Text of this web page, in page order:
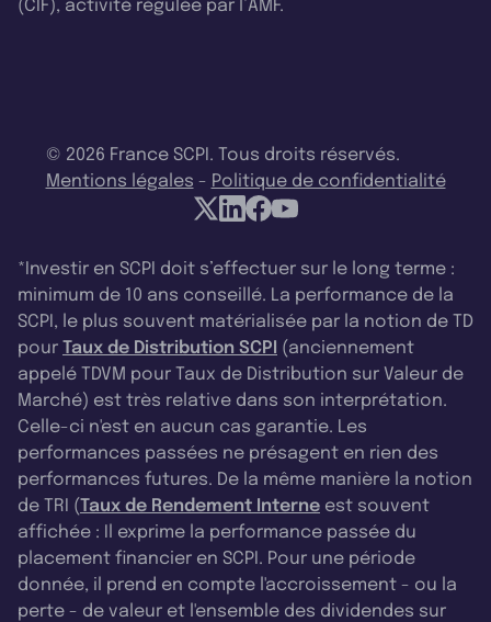
(CIF), activité régulée par l’AMF.
© 2026 France SCPI. Tous droits réservés.
Mentions légales - Politique de confidentialité
*Investir en SCPI doit s’effectuer sur le long terme :
minimum de 10 ans conseillé. La performance de la
SCPI, le plus souvent matérialisée par la notion de TD
pour Taux de Distribution SCPI (anciennement
appelé TDVM pour Taux de Distribution sur Valeur de
Marché) est très relative dans son interprétation.
Celle-ci n'est en aucun cas garantie. Les
performances passées ne présagent en rien des
performances futures. De la même manière la notion
de TRI (Taux de Rendement Interne est souvent
affichée : Il exprime la performance passée du
placement financier en SCPI. Pour une période
donnée, il prend en compte l'accroissement - ou la
perte - de valeur et l'ensemble des dividendes sur